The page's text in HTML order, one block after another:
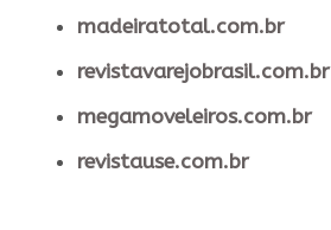
madeiratotal.com.br
revistavarejobrasil.com.br
megamoveleiros.com.br
revistause.com.br